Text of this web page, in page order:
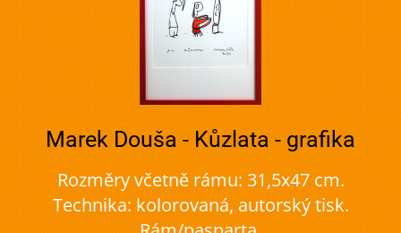
Marek Douša - Kůzlata - grafika
Rozměry včetně rámu: 31,5x47 cm.
Technika: kolorovaná, autorský tisk.